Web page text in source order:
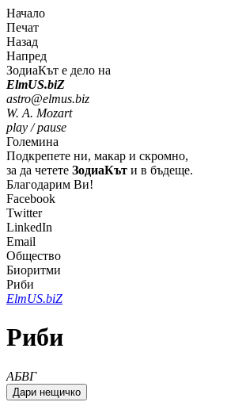
Начало
Печат
Назад
Напред
ЗодиаКът е дело на
ElmUS.biZ
astro@elmus.biz
W. A. Mozart
play / pause
Големина
Подкрепете ни, макар и скромно,
за да четете ЗодиаКът и в бъдеще.
Благодарим Ви!
Facebook
Twitter
LinkedIn
Email
Общество
Биоритми
Риби
ElmUS.biZ
Риби
AБВГ